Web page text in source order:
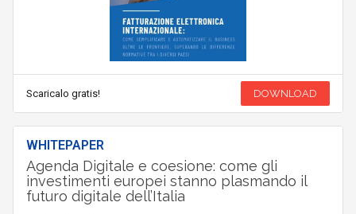
Scaricalo gratis! DOWNLOAD
WHITEPAPER
Agenda Digitale e coesione: come gli
investimenti europei stanno plasmando il
futuro digitale dell’Italia